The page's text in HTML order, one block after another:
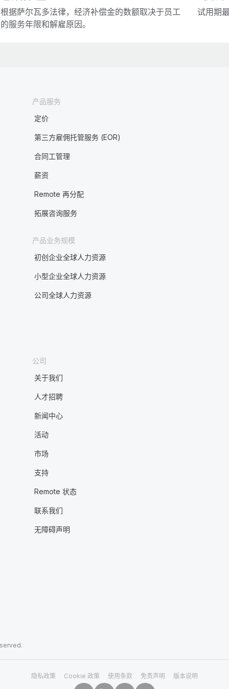
根据萨尔瓦多法律，经济补偿金的数额取决于员工
的服务年限和解雇原因。
试用期
产品服务
定价
第三方雇佣托管服务 (EOR)
合同工管理
薪资
Remote 再分配
拓展咨询服务
产品业务规模
初创企业全球人力资源
小型企业全球人力资源
公司全球人力资源
公司
关于我们
人才招聘
新闻中心
活动
市场
支持
Remote 状态
联系我们
无障碍声明
隐私政策 Cookie 政策 使用条款 免责声明 版本说明